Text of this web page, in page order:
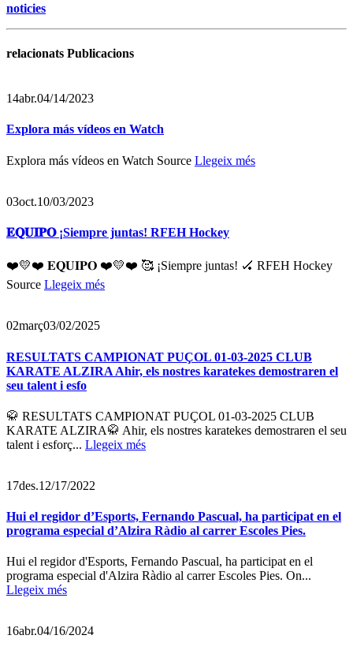
noticies
relacionats Publicacions
14abr.04/14/2023
Explora más vídeos en Watch
Explora más vídeos en Watch Source Llegeix més
03oct.10/03/2023
𝐄𝐐𝐔𝐈𝐏𝐎 ¡Siempre juntas! RFEH Hockey
❤️💛❤️ 𝐄𝐐𝐔𝐈𝐏𝐎 ❤️💛❤️ 🥰 ¡Siempre juntas! 🏑 RFEH Hockey
Source Llegeix més
02març03/02/2025
RESULTATS CAMPIONAT PUÇOL 01-03-2025 CLUB
KARATE ALZIRA Ahir, els nostres karatekes demostraren el
seu talent i esfo
🥋 RESULTATS CAMPIONAT PUÇOL 01-03-2025 CLUB
KARATE ALZIRA🥋 Ahir, els nostres karatekes demostraren el seu
talent i esforç... Llegeix més
17des.12/17/2022
Hui el regidor d’Esports, Fernando Pascual, ha participat en el
programa especial d’Alzira Ràdio al carrer Escoles Pies.
Hui el regidor d'Esports, Fernando Pascual, ha participat en el
programa especial d'Alzira Ràdio al carrer Escoles Pies. On...
Llegeix més
16abr.04/16/2024